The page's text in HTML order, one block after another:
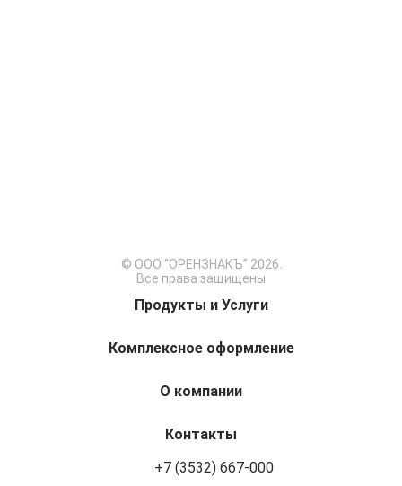
© ООО “ОРЕНЗНАКЪ” 2026.
Все права защищены
Продукты и Услуги
Комплексное оформление
О компании
Контакты
+7 (3532) 667-000